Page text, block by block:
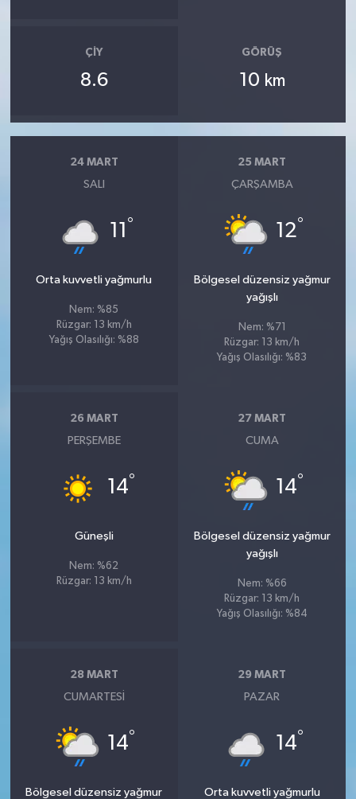
ÇIY
8.6
GÖRÜŞ
10 km
24 MART
SALI
11 °
Orta kuvvetli yağmurlu
Nem: %85
Rüzgar: 13 km/h
Yağış Olasılığı: %88
25 MART
ÇARŞAMBA
12°
Bölgesel düzensiz yağmur
yağışlı
Nem: %71
Rüzgar: 13 km/h
Yağış Olasılığı: %83
26 MART
PERŞEMBE
14°
Güneşli
Nem: %62
Rüzgar: 13 km/h
27 MART
CUMA
14°
Bölgesel düzensiz yağmur
yağışlı
Nem: %66
Rüzgar: 13 km/h
Yağış Olasılığı: %84
28 MART
CUMARTESI
14°
Bölgesel düzensiz yağmur
29 MART
PAZAR
14°
Orta kuvvetli yağmurlu